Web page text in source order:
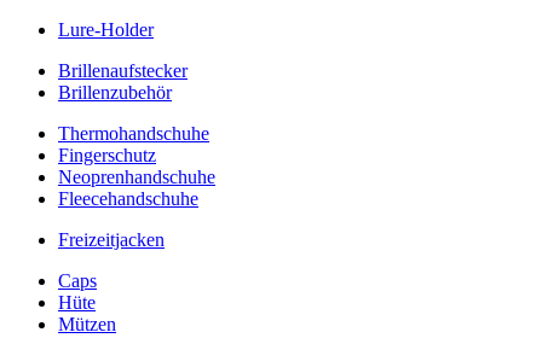
Lure-Holder
Brillenaufstecker
Brillenzubehör
Thermohandschuhe
Fingerschutz
Neoprenhandschuhe
Fleecehandschuhe
Freizeitjacken
Caps
Hüte
Mützen